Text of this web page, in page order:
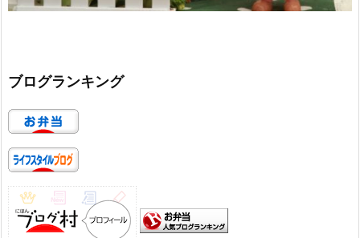
ブログランキング